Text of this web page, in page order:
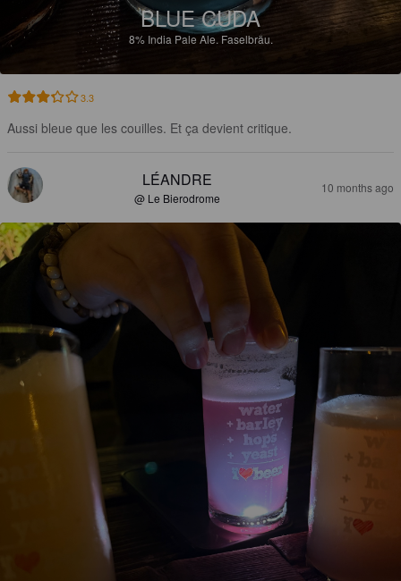
BLUE CUDA
8% India Pale Ale. Faselbräu.
3.3
Aussi bleue que les couilles. Et ça devient critique.
LÉANDRE
@ Le Bierodrome
10 months ago